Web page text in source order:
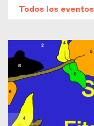
Todos los eventos